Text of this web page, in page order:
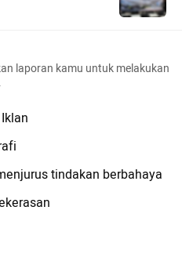
laporan kamu untuk melakukan
tindakan berbahaya